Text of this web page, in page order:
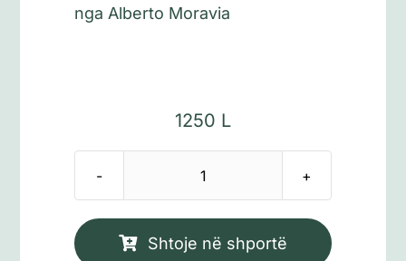
nga Alberto Moravia
1250 L
Sasi
Shtoje në shportë